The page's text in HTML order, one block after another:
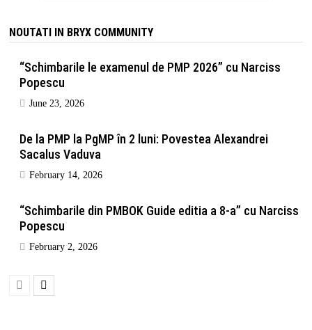
NOUTATI IN BRYX COMMUNITY
“Schimbarile le examenul de PMP 2026” cu Narciss
Popescu
June 23, 2026
De la PMP la PgMP în 2 luni: Povestea Alexandrei
Sacalus Vaduva
February 14, 2026
“Schimbarile din PMBOK Guide editia a 8-a” cu Narciss
Popescu
February 2, 2026